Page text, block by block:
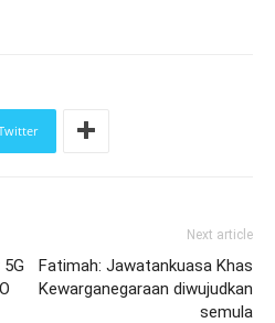
Next article
Fatimah: Jawatankuasa Khas
Kewarganegaraan diwujudkan
semula